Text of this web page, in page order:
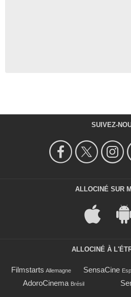
SUIVEZ-
ALLOCINÉ SUR
ALLOCINÉ À
Filmstarts Allemagne SensaCine
AdoroCinema Brésil